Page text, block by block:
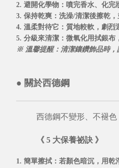
2. 避開化學物 ：噴完香水、化完
3. 保持乾爽 ：洗澡/清潔後擦乾，
4. 溫柔對待它 ：質地較軟，劇烈
5. 分級來清潔 ：微氧化用拭銀布
※ 溫馨提醒：清潔鑲鑽飾品時，
● 關於西德鋼
西德鋼不變形、不褪色
《 5 大保養祕訣 》
1. 簡單擦拭 ：若顏色暗沉，用乾